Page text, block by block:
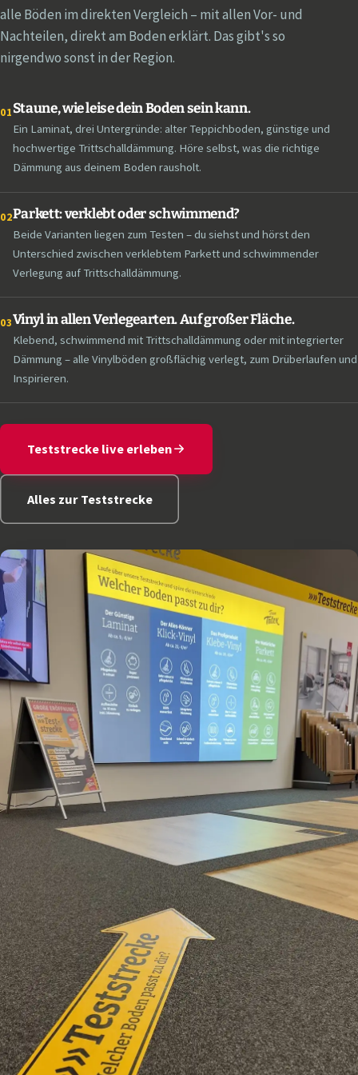
alle Böden im direkten Vergleich – mit allen Vor- und
Nachteilen, direkt am Boden erklärt. Das gibt's so
nirgendwo sonst in der Region.
01Staune, wie leise dein Boden sein kann.
Ein Laminat, drei Untergründe: alter Teppichboden, günstige und
hochwertige Trittschalldämmung. Höre selbst, was die richtige
Dämmung aus deinem Boden rausholt.
02Parkett: verklebt oder schwimmend?
Beide Varianten liegen zum Testen – du siehst und hörst den
Unterschied zwischen verklebtem Parkett und schwimmender
Verlegung auf Trittschalldämmung.
03Vinyl in allen Verlegearten. Auf großer Fläche.
Klebend, schwimmend mit Trittschalldämmung oder mit integrierter
Dämmung – alle Vinylböden großflächig verlegt, zum Drüberlaufen und
Inspirieren.
Teststrecke live erleben
Alles zur Teststrecke